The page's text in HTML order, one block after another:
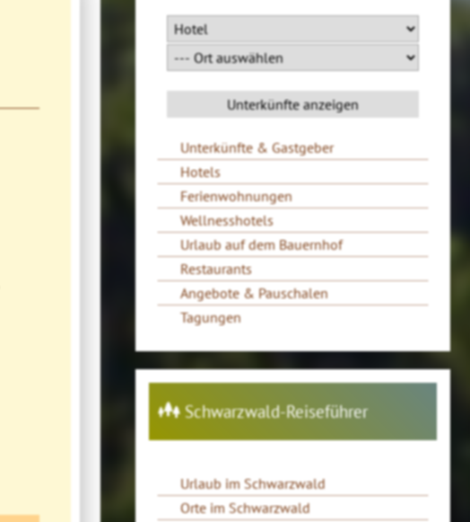
Unterkünfte & Gastgeber
Hotels
Ferienwohnungen
Wellnesshotels
Urlaub auf dem Bauernhof
Restaurants
Angebote & Pauschalen
Tagungen
Schwarzwald-Reiseführer
Urlaub im Schwarzwald
Orte im Schwarzwald